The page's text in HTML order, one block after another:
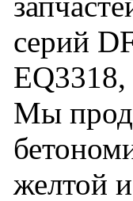
серий
Мы
желтой